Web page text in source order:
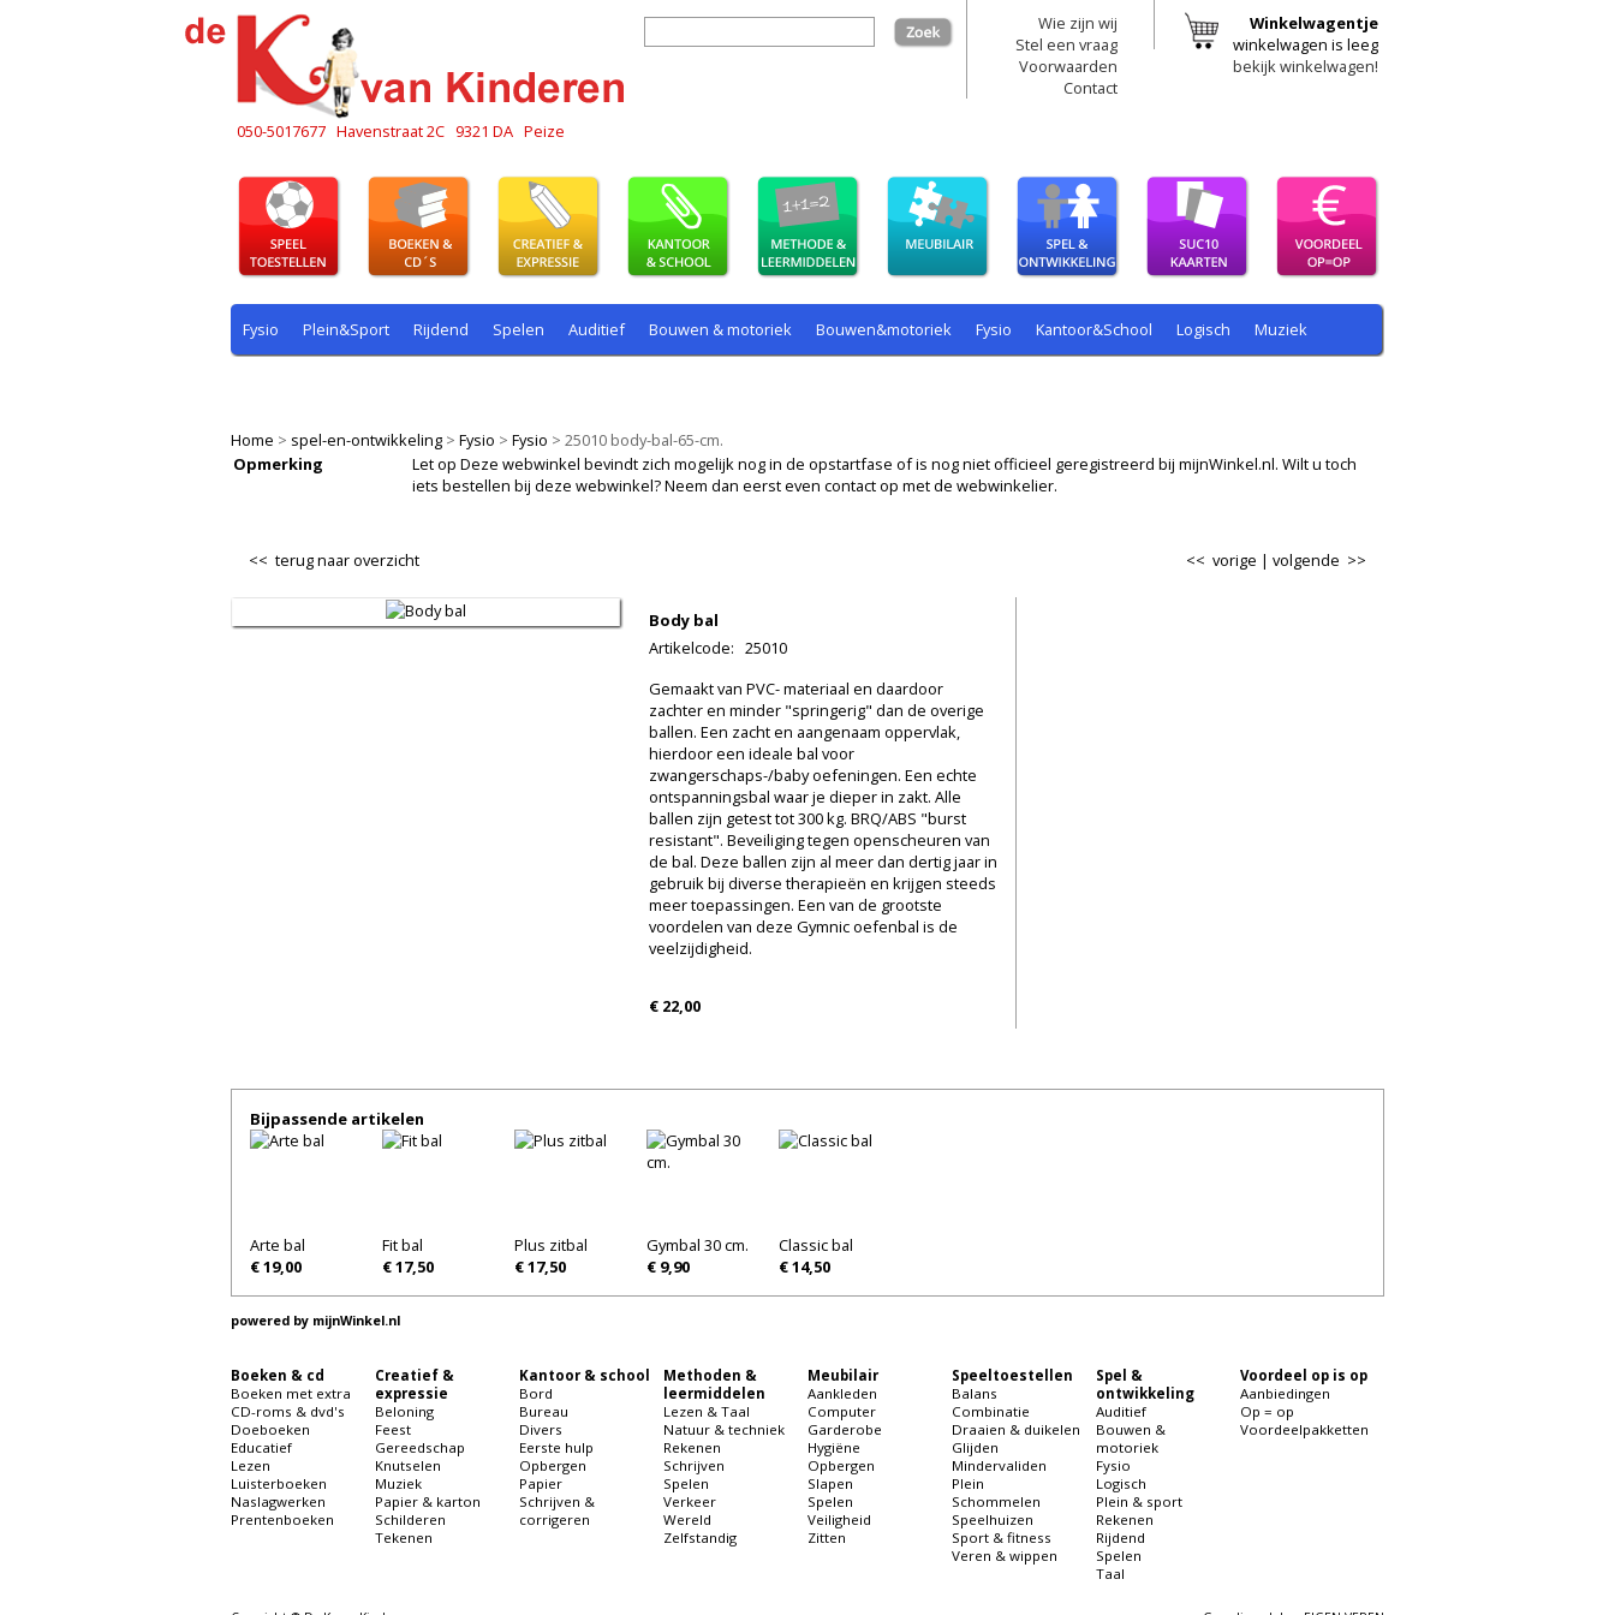
050-5017677 Havenstraat 2C 9321 DA Peize
zoek
Wie zijn wij
Stel een vraag
Voorwaarden
Contact
Winkelwagentje
winkelwagen is leeg
bekijk winkelwagen!
Fysio Plein&Sport Rijdend Spelen Auditief Bouwen & motoriek Bouwen&motoriek Fysio Kantoor&School Logisch Muziek
Home > spel-en-ontwikkeling > Fysio > Fysio > 25010 body-bal-65-cm.
Opmerking
Let op Deze webwinkel bevindt zich mogelijk nog in de opstartfase of is nog niet officieel geregistreerd bij mijnWinkel.nl. Wilt u toch
iets bestellen bij deze webwinkel? Neem dan eerst even contact op met de webwinkelier.
<< terug naar overzicht volgende >>
<< vorige |
Body bal
Artikelcode: 25010
Gemaakt van PVC- materiaal en daardoor
zachter en minder "springerig" dan de overige
ballen. Een zacht en aangenaam oppervlak,
hierdoor een ideale bal voor
zwangerschaps-/baby oefeningen. Een echte
ontspanningsbal waar je dieper in zakt. Alle
ballen zijn getest tot 300 kg. BRQ/ABS "burst
resistant". Beveiliging tegen openscheuren van
de bal. Deze ballen zijn al meer dan dertig jaar in
gebruik bij diverse therapieën en krijgen steeds
meer toepassingen. Een van de grootste
voordelen van deze Gymnic oefenbal is de
veelzijdigheid.
€ 22,00
Bijpassende artikelen
Arte bal
€ 19,00
Fit bal
€ 17,50
Plus zitbal
€ 17,50
Gymbal 30 cm.
€ 9,90
Classic bal
€ 14,50
powered by mijnWinkel.nl
Boeken & cd
Boeken met extra
CD-roms & dvd's
Doeboeken
Educatief
Lezen
Luisterboeken
Naslagwerken
Prentenboeken
Creatief &
expressie
Beloning
Feest
Gereedschap
Knutselen
Muziek
Papier & karton
Schilderen
Tekenen
Kantoor & school
Bord
Bureau
Divers
Eerste hulp
Opbergen
Papier
Schrijven &
corrigeren
Methoden &
leermiddelen
Lezen & Taal
Natuur & techniek
Rekenen
Schrijven
Spelen
Verkeer
Wereld
Zelfstandig
Meubilair
Aankleden
Computer
Garderobe
Hygiëne
Opbergen
Slapen
Spelen
Veiligheid
Zitten
Speeltoestellen
Balans
Combinatie
Draaien & duikelen
Glijden
Mindervaliden
Plein
Schommelen
Speelhuizen
Sport & fitness
Veren & wippen
Spel &
ontwikkeling
Auditief
Bouwen &
motoriek
Fysio
Logisch
Plein & sport
Rekenen
Rijdend
Spelen
Taal
Voordeel op is op
Aanbiedingen
Op = op
Voordeelpakketten